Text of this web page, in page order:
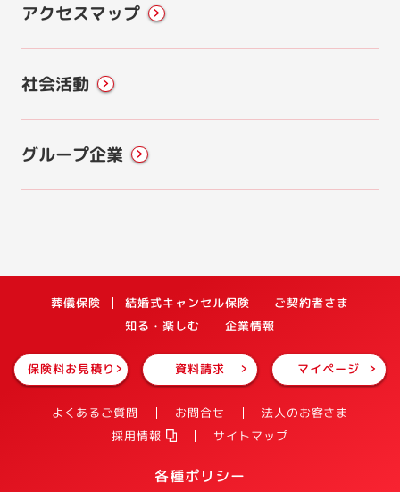
アクセスマップ
社会活動
グループ企業
葬儀保険 結婚式キャンセル保険
ご契約者さま
知る・楽しむ
企業情報
保険料お見積り 資料請求 マイページ
よくあるご質問 お問合せ
法人のお客さま
採用情報
サイトマップ
各種ポリシー